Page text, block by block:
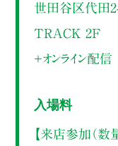
世田谷区代田
TRACK 2F
＋オンライン配信
入場料
【来店参加（数量